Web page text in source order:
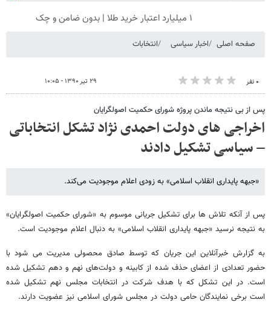
۱ میلیارد اعتبار خرید طلا | بدون ضامن و چک
صفحه اصلی اخبار سیاسی انتخابات
۰ نفر ۲۹ تیر ۱۳۹۰ - ۱۰:۰۵
پس از بی نتیجه ماندن پروژه شورای حکمیت اصولگرایان
اخراجی های دولت احمدی نژاد تشکل انتخاباتی
– سیاسی تشکیل دادند
«جبهه پایداری انقلاب اسلامی» به زودی اعلام موجودیت می‌کند.
پس از آنکه تلاش ها برای تشکیل جریانی موسوم به «شورای حکمیت اصولگرایان»
به نتیجه نرسید «جبهه پایداری انقلاب اسلامی» به دنبال اعلام موجودیت است.
به گزارش خبرآنلاین این جریان که توسط صادق محصولی مدیریت می شود با
حضور تعدادی از اعضای حذف شده از کابینه و دولت‌های نهم و دهم تشکیل شده
است. در این تشکل که با هدف شرکت در انتخابات مجلس نهم تشکیل شده
است برخی نمایندگان حامی دولت در مجلس شورای اسلامی نیز عضویت دارند.